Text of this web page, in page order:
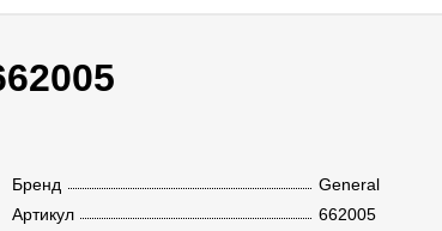
Бренд
General
Артикул
662005